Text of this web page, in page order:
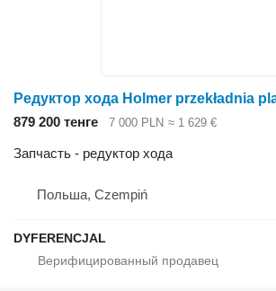
879 200 тенге 7 000 PLN ≈ 1 629 €
Запчасть - редуктор хода
Польша, Czempiń
DYFERENCJAL